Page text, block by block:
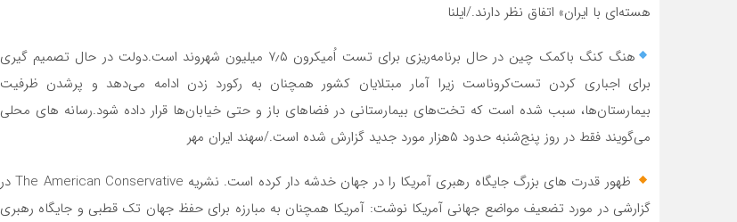
هسته‌ای با ایران» اتفاق نظر دارند./ایلنا
هنگ کنگ با‌کمک چین در حال برنامه‌ریزی برای تست اُمیکرون ۷٫۵ میلیون شهروند است.دولت در حال تصمیم گیری
برای اجباری کردن تست‌کروناست زیرا آمار مبتلایان کشور همچنان به رکورد زدن ادامه می‌دهد و پرشدن ظرفیت
بیمارستان‌ها، سبب شده است که تخت‌های بیمارستانی در فضاهای باز و حتی خیابان‌ها قرار داده شود.رسانه های محلی
می‌گویند فقط در روز پنج‌شنبه حدود ۵هزار مورد جدید گزارش شده است./سهند ایران مهر
ظهور قدرت های بزرگ جایگاه رهبری آمریکا را در جهان خدشه دار کرده است. نشریه The American Conservative در
گزارشی در مورد تضعیف مواضع جهانی آمریکا نوشت: آمریکا همچنان به مبارزه برای حفظ جهان تک قطبی و جایگاه رهبری